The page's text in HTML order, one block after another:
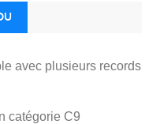
avec plusieurs records
catégorie C9